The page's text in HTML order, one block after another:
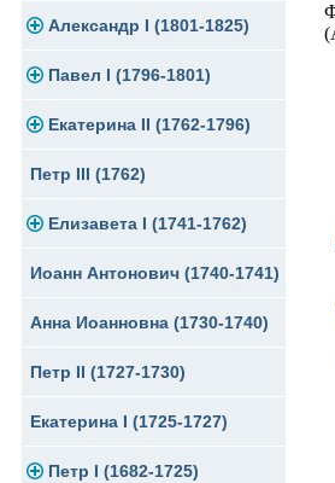
Платина, золото
Серебро
Медь
Для Грузии
Русско-Польские
Для Польши
Памятные и донативные
Александр I (1801-1825)
Золото
Серебро
Медь
Для Грузии
Для Польши
Павел I (1796-1801)
Золото
Серебро
Медь
Екатерина II (1762-1796)
Золото
Серебро
Медь
Сибирские монеты
Для Молдавии и Валахии
Таврические монеты
Петр III (1762)
Елизавета I (1741-1762)
Золото
Серебро
Медь
Для Пруссии
Ливонезы
Иоанн Антонович (1740-1741)
Анна Иоанновна (1730-1740)
Петр II (1727-1730)
Екатерина I (1725-1727)
Петр I (1682-1725)